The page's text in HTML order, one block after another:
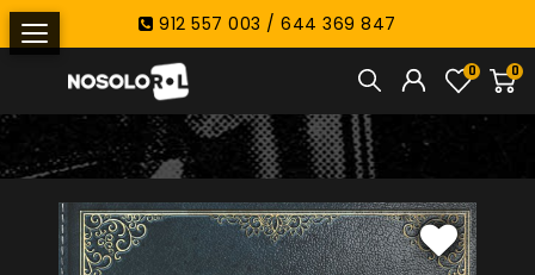
912 557 003 / 644 369 847
0
0